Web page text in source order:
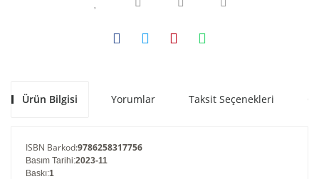
Ürün Bilgisi Yorumlar Taksit Seçenekleri
ISBN Barkod:9786258317756
Basım Tarihi:2023-11
Baskı:1